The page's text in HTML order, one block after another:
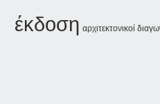
έκδοση αρχιτεκτονικοί